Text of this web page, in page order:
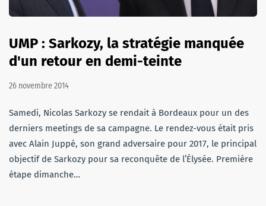
UMP : Sarkozy, la stratégie manquée
d'un retour en demi-teinte
26 novembre 2014
Samedi, Nicolas Sarkozy se rendait à Bordeaux pour un des
derniers meetings de sa campagne. Le rendez-vous était pris
avec Alain Juppé, son grand adversaire pour 2017, le principal
objectif de Sarkozy pour sa reconquête de l’Élysée. Première
étape dimanche…